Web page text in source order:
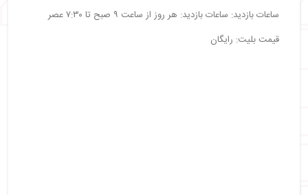
ساعات بازدید: ساعات بازدید: هر روز از ساعت ۹ صبح تا ۷:۳۰ عصر
قیمت بلیت: رایگان